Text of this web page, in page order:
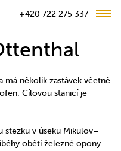
+420 722 275 337
má několik zastávek včetně
Cílovou stanicí je
stezku v úseku Mikulov–
obětí železné opony.